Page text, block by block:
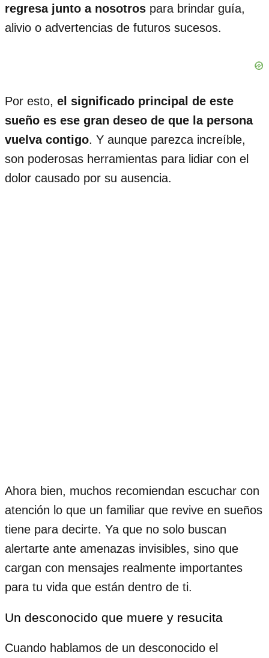
regresa junto a nosotros para brindar guía,
alivio o advertencias de futuros sucesos.
Por esto, el significado principal de este
sueño es ese gran deseo de que la persona
vuelva contigo. Y aunque parezca increíble,
son poderosas herramientas para lidiar con el
dolor causado por su ausencia.
Ahora bien, muchos recomiendan escuchar con
atención lo que un familiar que revive en sueños
tiene para decirte. Ya que no solo buscan
alertarte ante amenazas invisibles, sino que
cargan con mensajes realmente importantes
para tu vida que están dentro de ti.
Un desconocido que muere y resucita
Cuando hablamos de un desconocido el